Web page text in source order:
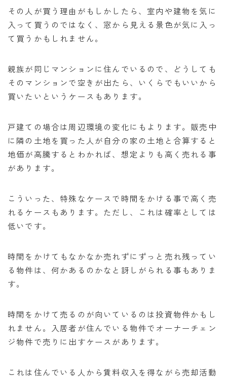
その人が買う理由がもしかしたら、室内や建物を気に
入って買うのではなく、窓から見える景色が気に入っ
て買うかもしれません。
親族が同じマンションに住んでいるので、どうしても
そのマンションで空きが出たら、いくらでもいいから
買いたいというケースもあります。
戸建ての場合は周辺環境の変化にもよります。販売中
に隣の土地を買った人が自分の家の土地と合算すると
地価が高騰するとわかれば、想定よりも高く売れる事
があります。
こういった、特殊なケースで時間をかける事で高く売
れるケースもあります。ただし、これは確率としては
低いです。
時間をかけてもなかなか売れずにずっと売れ残ってい
る物件は、何かあるのかなと訝しがられる事もありま
す。
時間をかけて売るのが向いているのは投資物件かもし
れません。入居者が住んでいる物件でオーナーチェン
ジ物件で売りに出すケースがあります。
これは住んでいる人から賃料収入を得ながら売却活動